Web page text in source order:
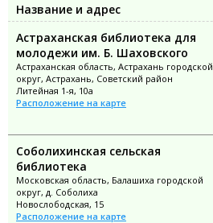
Название и адрес
Астраханская библиотека для
молодежи им. Б. Шаховского
Астраханская область, Астрахань городской
округ, Астрахань, Советский район
Литейная 1-я, 10а
Расположение на карте
Соболихинская сельская
библиотека
Московская область, Балашиха городской
округ, д. Соболиха
Новослободская, 15
Расположение на карте